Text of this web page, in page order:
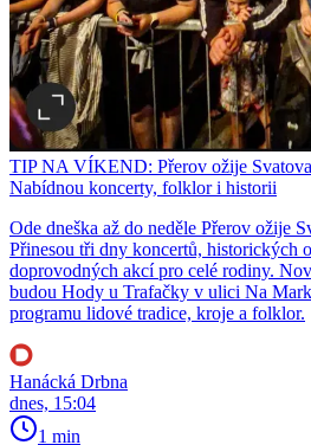
TIP NA VÍKEND: Přerov ožije
Nabídnou koncerty, folklor i historii
Ode dneška až do neděle Přerov ožije
Přinesou tři dny koncertů, historických
doprovodných akcí pro celé rodiny.
budou Hody u Trafačky v ulici Na
programu lidové tradice, kroje a folklor.
Hanácká Drbna
dnes, 15:04
1 min